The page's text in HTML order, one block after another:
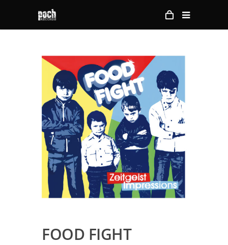
FOOD FIGHT